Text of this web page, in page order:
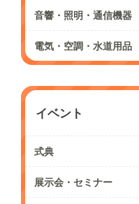
音響・照明・通信機器
電気・空調・水道用品
イベント
式典
展示会・セミナー